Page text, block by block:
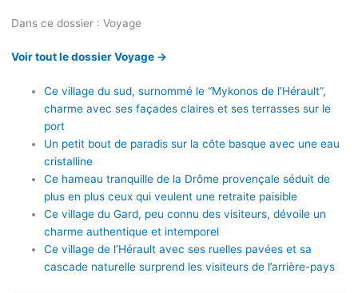
Dans ce dossier : Voyage
Voir tout le dossier Voyage →
Ce village du sud, surnommé le “Mykonos de l’Hérault”,
charme avec ses façades claires et ses terrasses sur le
port
Un petit bout de paradis sur la côte basque avec une eau
cristalline
Ce hameau tranquille de la Drôme provençale séduit de
plus en plus ceux qui veulent une retraite paisible
Ce village du Gard, peu connu des visiteurs, dévoile un
charme authentique et intemporel
Ce village de l’Hérault avec ses ruelles pavées et sa
cascade naturelle surprend les visiteurs de l’arrière-pays